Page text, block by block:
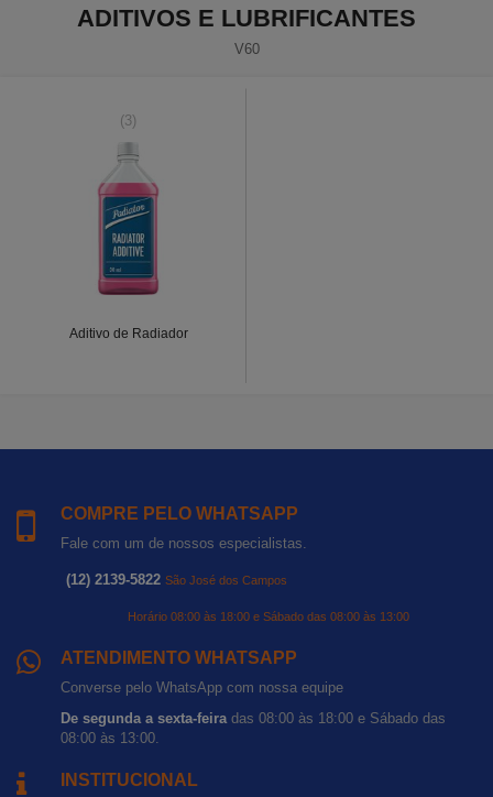
ADITIVOS E LUBRIFICANTES
V60
(3)
Aditivo de Radiador
COMPRE PELO WHATSAPP
Fale com um de nossos especialistas.
(12) 2139-5822 São José dos Campos
Horário 08:00 às 18:00 e Sábado das 08:00 às 13:00
ATENDIMENTO WHATSAPP
Converse pelo WhatsApp com nossa equipe
De segunda a sexta-feira das 08:00 às 18:00 e Sábado das
08:00 às 13:00.
INSTITUCIONAL